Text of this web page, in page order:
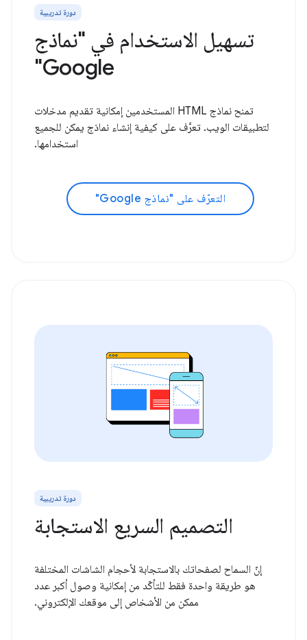
دورة تدريبية
تسهيل الاستخدام في "نماذج
Google"
تمنح نماذج HTML المستخدمين إمكانية تقديم مدخلات
لتطبيقات الويب. تعرَّف على كيفية إنشاء نماذج يمكن للجميع
استخدامها.
التعرّف على "نماذج Google"
دورة تدريبية
التصميم السريع الاستجابة
إنّ السماح لصفحاتك بالاستجابة لأحجام الشاشات المختلفة
هو طريقة واحدة فقط للتأكّد من إمكانية وصول أكبر عدد
ممكن من الأشخاص إلى موقعك الإلكتروني.